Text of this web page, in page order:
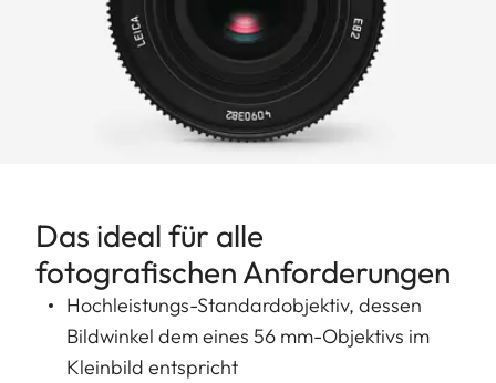
Das ideal für alle
fotografischen Anforderungen
Hochleistungs-Standardobjektiv, dessen
Bildwinkel dem eines 56 mm-Objektivs im
Kleinbild entspricht